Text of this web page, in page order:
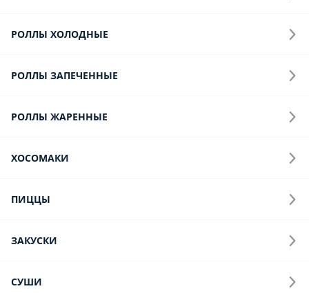
РОЛЛЫ ХОЛОДНЫЕ
РОЛЛЫ ЗАПЕЧЕННЫЕ
РОЛЛЫ ЖАРЕННЫЕ
ХОСОМАКИ
ПИЦЦЫ
ЗАКУСКИ
СУШИ